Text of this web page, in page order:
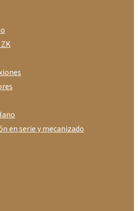
en serie y mecanizado